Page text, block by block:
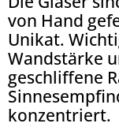
von Hand
Unikat.
Wandstärke
geschliffene
konzentriert.